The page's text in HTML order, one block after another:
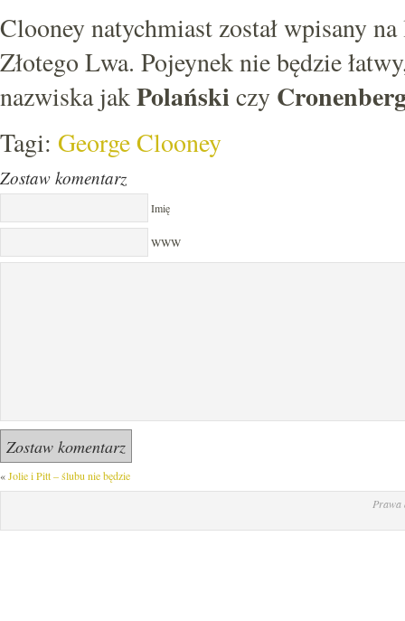
Clooney natychmiast został wpisany
Złotego Lwa. Pojeynek nie będzie
nazwiska jakPolański czy
Tagi: George Clooney
Zostaw komentarz
Imię
WWW
«Jolie i Pitt – ślubu nie będzie